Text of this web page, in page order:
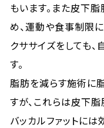
もいます。また皮下
め、運動や食事制限
クササイズをしても
す。
脂肪を減らす施術に
すが、これらは皮下
バッカルファットには